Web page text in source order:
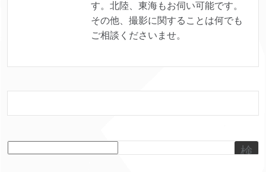
す。北陸、東海もお伺い可能です。
その他、撮影に関することは何でも
ご相談くださいませ。
検